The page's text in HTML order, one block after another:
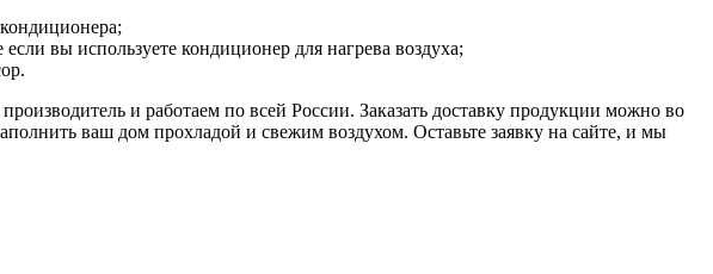
вы используете кондиционер для нагрева воздуха;
и работаем по всей России. Заказать доставку продукции можно во
ваш дом прохладой и свежим воздухом. Оставьте заявку на сайте, и мы